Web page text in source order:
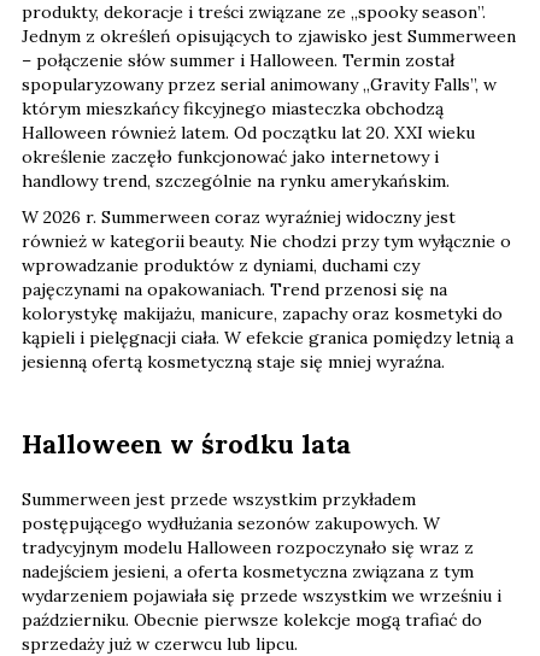
produkty, dekoracje i treści związane ze „spooky season”.
Jednym z określeń opisujących to zjawisko jest Summerween
– połączenie słów summer i Halloween. Termin został
spopularyzowany przez serial animowany „Gravity Falls”, w
którym mieszkańcy fikcyjnego miasteczka obchodzą
Halloween również latem. Od początku lat 20. XXI wieku
określenie zaczęło funkcjonować jako internetowy i
handlowy trend, szczególnie na rynku amerykańskim.
W 2026 r. Summerween coraz wyraźniej widoczny jest
również w kategorii beauty. Nie chodzi przy tym wyłącznie o
wprowadzanie produktów z dyniami, duchami czy
pajęczynami na opakowaniach. Trend przenosi się na
kolorystykę makijażu, manicure, zapachy oraz kosmetyki do
kąpieli i pielęgnacji ciała. W efekcie granica pomiędzy letnią a
jesienną ofertą kosmetyczną staje się mniej wyraźna.
Halloween w środku lata
Summerween jest przede wszystkim przykładem
postępującego wydłużania sezonów zakupowych. W
tradycyjnym modelu Halloween rozpoczynało się wraz z
nadejściem jesieni, a oferta kosmetyczna związana z tym
wydarzeniem pojawiała się przede wszystkim we wrześniu i
październiku. Obecnie pierwsze kolekcje mogą trafiać do
sprzedaży już w czerwcu lub lipcu.